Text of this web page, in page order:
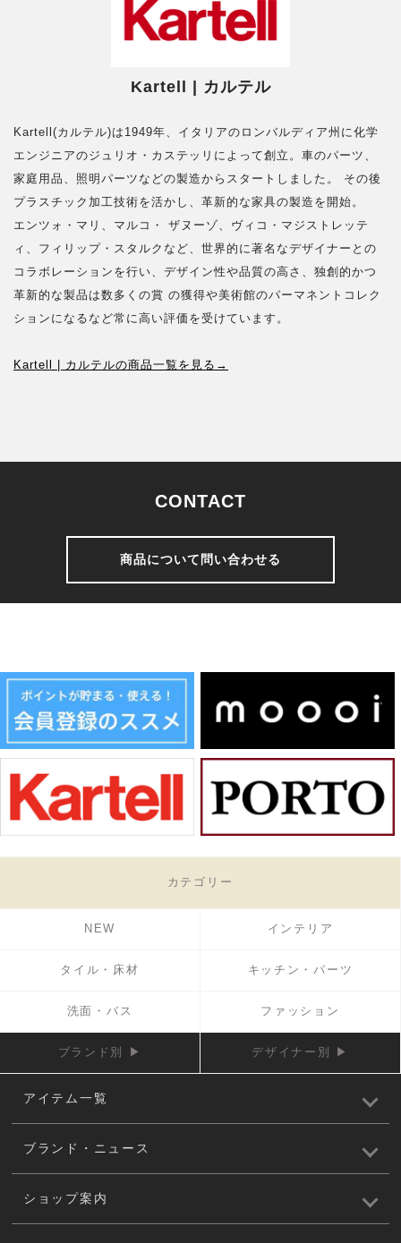
Kartell | カルテル
Kartell(カルテル)は1949年、イタリアのロンバルディア州に化学
エンジニアのジュリオ・カステッリによって創立。車のパーツ、
家庭用品、照明パーツなどの製造からスタートしました。 その後
プラスチック加工技術を活かし、革新的な家具の製造を開始。
エンツォ・マリ、マルコ・ ザヌーゾ、ヴィコ・マジストレッテ
ィ、フィリップ・スタルクなど、世界的に著名なデザイナーとの
コラボレーションを行い、デザイン性や品質の高さ、独創的かつ
革新的な製品は数多くの賞 の獲得や美術館のパーマネントコレク
ションになるなど常に高い評価を受けています。
Kartell | カルテルの商品一覧を見る→
CONTACT
商品について問い合わせる
カテゴリー
NEW インテリア
タイル・床材 キッチン・パーツ
洗面・バス ファッション
ブランド別 ▶ デザイナー別 ▶
アイテム一覧
ブランド・ニュース
ショップ案内